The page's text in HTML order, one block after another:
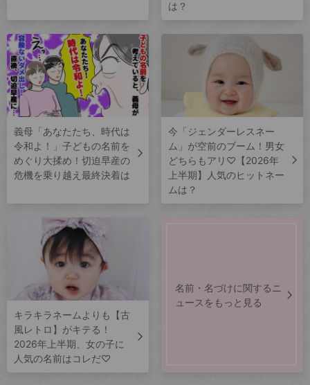
は？
義母「あなたたち、時代は
令和よ！」子どもの名前を
めぐり大揉め！切迫早産の
危機を乗り越え最終決着は
今「ジェンダーレスネー
ム」が空前のブーム！男女
どちらもアリ♡【2026年
上半期】人気のヒットネー
ムは？
キラキラネームよりも【古
風レトロ】がキテる！
2026年上半期、女の子に
人気の名前はコレだ♡
名前・名づけに関するニ
ュースをもっと見る